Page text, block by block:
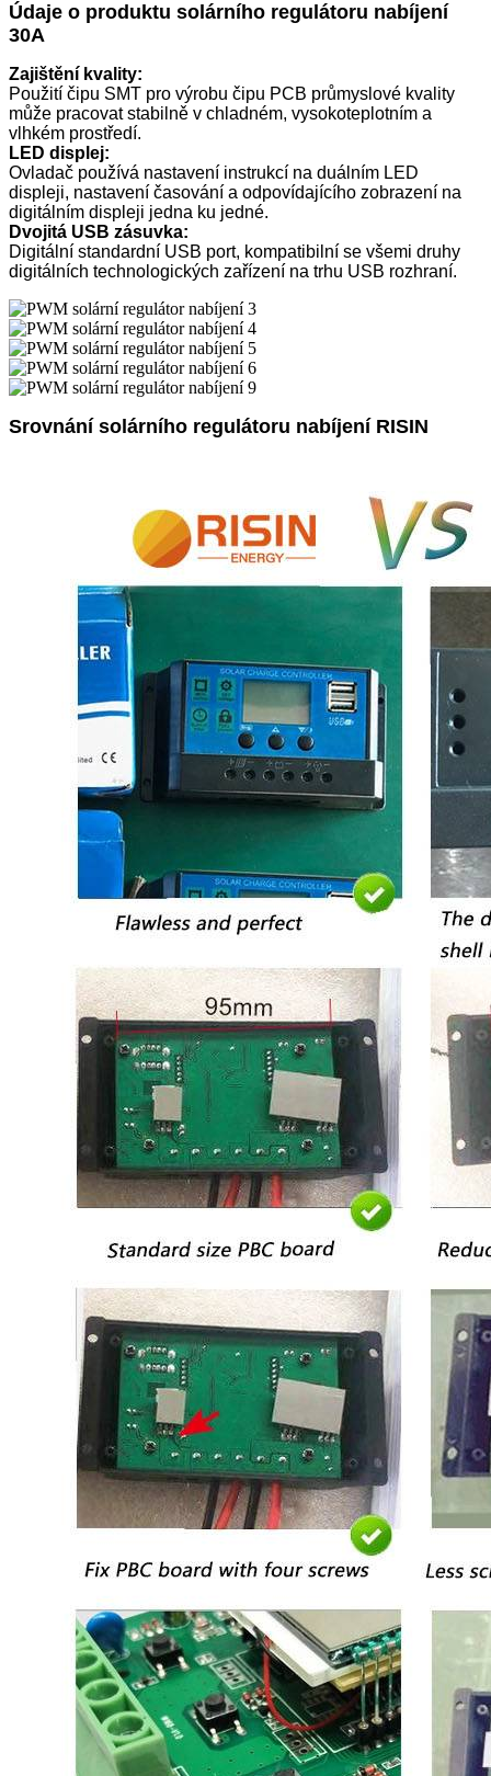
Údaje o produktu solárního regulátoru nabíjení
30A
Zajištění kvality:
Použití čipu SMT pro výrobu čipu PCB průmyslové kvality
může pracovat stabilně v chladném, vysokoteplotním a
vlhkém prostředí.
LED displej:
Ovladač používá nastavení instrukcí na duálním LED
displeji, nastavení časování a odpovídajícího zobrazení na
digitálním displeji jedna ku jedné.
Dvojitá USB zásuvka:
Digitální standardní USB port, kompatibilní se všemi druhy
digitálních technologických zařízení na trhu USB rozhraní.
Srovnání solárního regulátoru nabíjení RISIN